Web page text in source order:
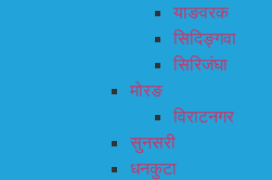
याङवरक
सिदिङ्गवा
सिरिजंघा
मोरङ
विराटनगर
सुनसरी
धनकुटा